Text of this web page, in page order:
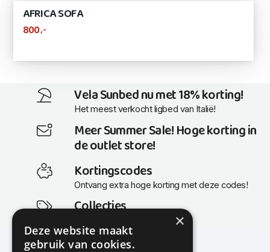
AFRICA SOFA
800 ,-
Vela Sunbed nu met 18% korting!
Het meest verkocht ligbed van Italië!
Meer Summer Sale! Hoge korting in
de outlet store!
Kortingscodes
Ontvang extra hoge korting met deze codes!
Collecties
Actuele en populaire collecties
×
Deze website maakt
gebruik van cookies.